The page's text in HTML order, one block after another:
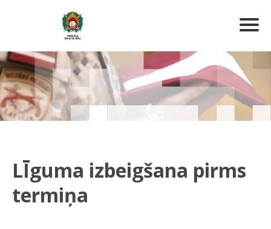
LĪguma izbeigšana pirms
termiņa